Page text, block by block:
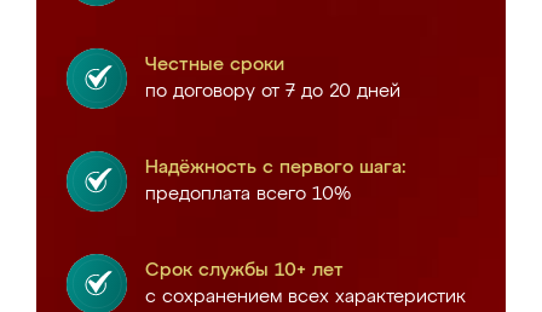
Честные сроки
по договору от 7 до 20 дней
Надёжность с первого шага:
предоплата всего 10%
Срок службы 10+ лет
с сохранением всех характеристик